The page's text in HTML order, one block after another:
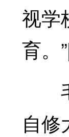
视学
育。
毛
自修